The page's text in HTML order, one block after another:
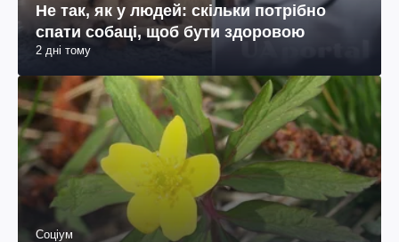
Не так, як у людей: скільки потрібно
спати собаці, щоб бути здоровою
2 дні тому
Соціум